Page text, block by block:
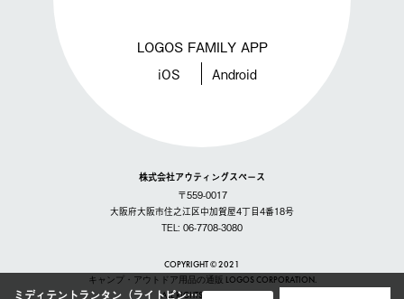
ミディテントランタン（ライトピンク）
LOGOS FAMILY APP
iOS Android
株式会社アウティングスペース
〒559-0017
大阪府大阪市住之江区中加賀屋4丁目4番18号
TEL: 06-7708-3080
COPYRIGHT © 2021
キャンプ・アウトドア用品の通販 LOGOS CORPORATION.
ALL RIGHTS RESERVED